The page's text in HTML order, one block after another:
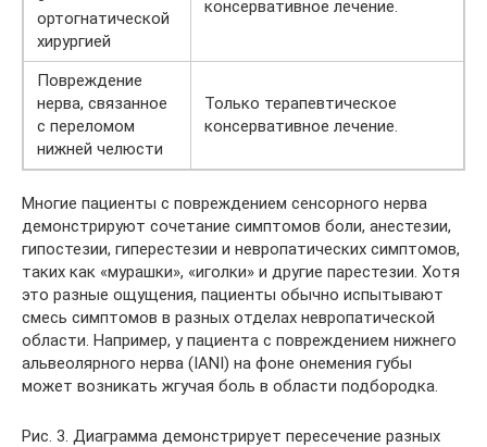
ортогнатической
хирургией
консервативное лечение.
Повреждение
нерва, связанное
с переломом
нижней челюсти
Только терапевтическое
консервативное лечение.
Многие пациенты с повреждением сенсорного нерва
демонстрируют сочетание симптомов боли, анестезии,
гипостезии, гиперестезии и невропатических симптомов,
таких как «мурашки», «иголки» и другие парестезии. Хотя
это разные ощущения, пациенты обычно испытывают
смесь симптомов в разных отделах невропатической
области. Например, у пациента с повреждением нижнего
альвеолярного нерва (IANI) на фоне онемения губы
может возникать жгучая боль в области подбородка.
Рис. 3. Диаграмма демонстрирует пересечение разных